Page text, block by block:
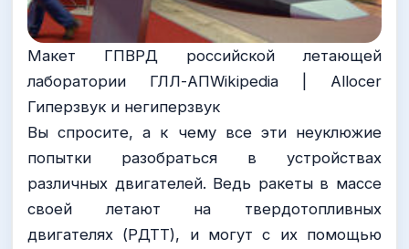
Макет ГПВРД российской летающей
лаборатории ГЛЛ-АПWikipedia | Allocer
Гиперзвук и негиперзвук
Вы спросите, а к чему все эти неуклюжие
попытки разобраться в устройствах
различных двигателей. Ведь ракеты в массе
своей летают на твердотопливных
двигателях (РДТТ), и могут с их помощью